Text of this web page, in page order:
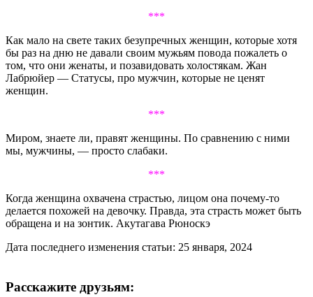
***
Как мало на свете таких безупречных женщин, которые хотя
бы раз на дню не давали своим мужьям повода пожалеть о
том, что они женаты, и позавидовать холостякам. Жан
Лабрюйер — Статусы, про мужчин, которые не ценят
женщин.
***
Миром, знаете ли, правят женщины. По сравнению с ними
мы, мужчины, — просто слабаки.
***
Когда женщина охвачена страстью, лицом она почему-то
делается похожей на девочку. Правда, эта страсть может быть
обращена и на зонтик. Акутагава Рюноскэ
Дата последнего изменения статьи: 25 января, 2024
Расскажите друзьям: